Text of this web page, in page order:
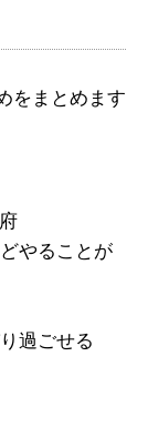
をまとめます
やることが
過ごせる